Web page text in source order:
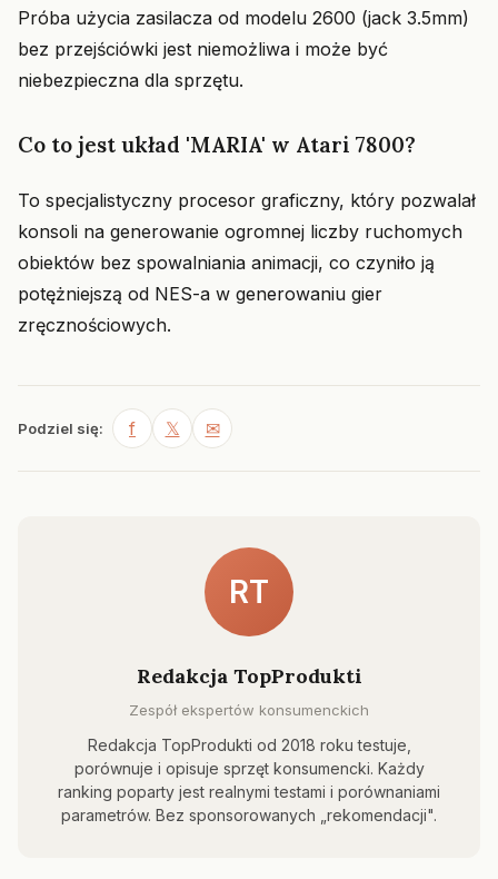
Próba użycia zasilacza od modelu 2600 (jack 3.5mm)
bez przejściówki jest niemożliwa i może być
niebezpieczna dla sprzętu.
Co to jest układ 'MARIA' w Atari 7800?
To specjalistyczny procesor graficzny, który pozwalał
konsoli na generowanie ogromnej liczby ruchomych
obiektów bez spowalniania animacji, co czyniło ją
potężniejszą od NES-a w generowaniu gier
zręcznościowych.
Podziel się: f 𝕏 ✉
RT
Redakcja TopProdukti
Zespół ekspertów konsumenckich
Redakcja TopProdukti od 2018 roku testuje,
porównuje i opisuje sprzęt konsumencki. Każdy
ranking poparty jest realnymi testami i porównaniami
parametrów. Bez sponsorowanych „rekomendacji".